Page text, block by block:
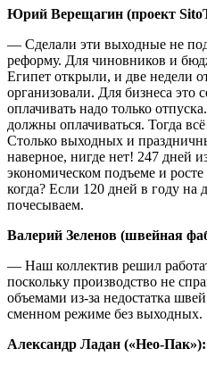
Юрий Верещагин (проект
— Сделали эти выходные не
реформу. Для чиновников и
Египет открыли, и две недели
организовали. Для бизнеса это
оплачивать надо только
должны оплачиваться. Тогда
Столько выходных и
наверное, нигде нет! 247 дней
экономическом подъеме и
когда? Если 120 дней в году на
почесываем.
Валерий Зеленов (швейная
— Наш коллектив решил
поскольку производство не
объемами из-за недостатка
сменном режиме без выходных.
Александр Ладан («Нео-Пак»):